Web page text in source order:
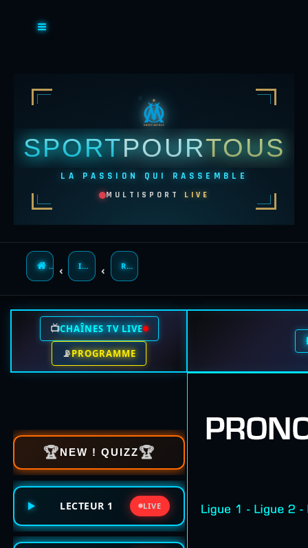
SPORTPOURTOUS
LA PASSION QUI RASSEMBLE
MULTISPORT LIVE
ACCUEILINDEX DU FORUM RECHERCHER
📺CHAÎNES TV LIVE
📡PROGRAMME
🏆NEW ! QUIZZ🏆
LECTEUR 1 LIVE